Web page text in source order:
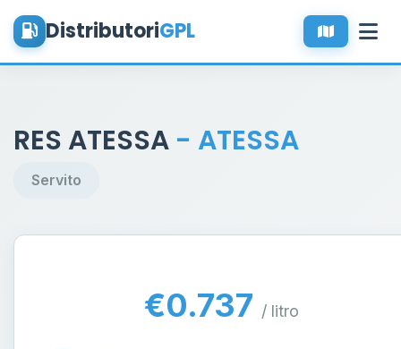
DistributoriGPL
RES ATESSA - ATESSA
Servito
€0.737 / litro